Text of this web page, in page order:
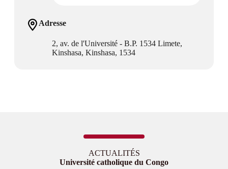
Adresse
2, av. de l'Université - B.P. 1534 Limete,
Kinshasa, Kinshasa, 1534
ACTUALITÉS
Université catholique du Congo